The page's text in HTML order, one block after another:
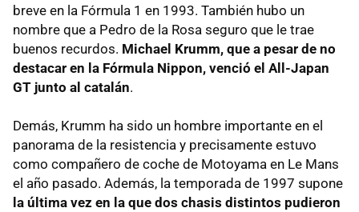
breve en la Fórmula 1 en 1993. También hubo un
nombre que a Pedro de la Rosa seguro que le trae
buenos recurdos. Michael Krumm, que a pesar de no
destacar en la Fórmula Nippon, venció el All-Japan
GT junto al catalán.
Demás, Krumm ha sido un hombre importante en el
panorama de la resistencia y precisamente estuvo
como compañero de coche de Motoyama en Le Mans
el año pasado. Además, la temporada de 1997 supone
la última vez en la que dos chasis distintos pudieron